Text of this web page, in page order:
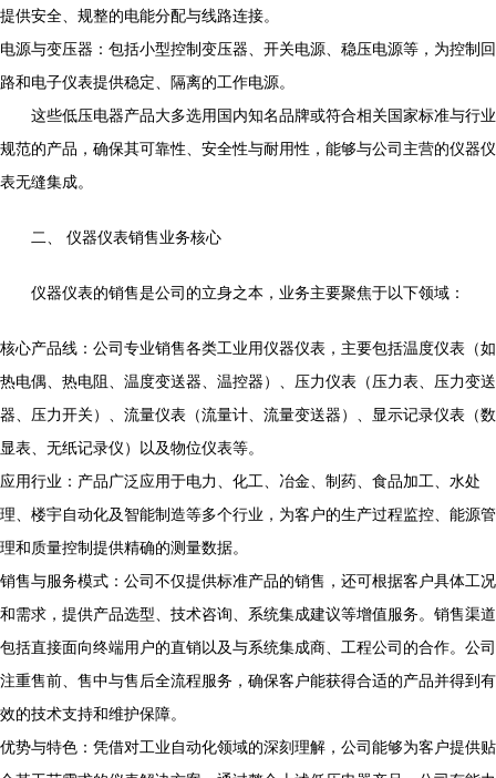
提供安全、规整的电能分配与线路连接。
电源与变压器：包括小型控制变压器、开关电源、稳压电源等，为控制回
路和电子仪表提供稳定、隔离的工作电源。
这些低压电器产品大多选用国内知名品牌或符合相关国家标准与行业
规范的产品，确保其可靠性、安全性与耐用性，能够与公司主营的仪器仪
表无缝集成。
二、 仪器仪表销售业务核心
仪器仪表的销售是公司的立身之本，业务主要聚焦于以下领域：
核心产品线：公司专业销售各类工业用仪器仪表，主要包括温度仪表（如
热电偶、热电阻、温度变送器、温控器）、压力仪表（压力表、压力变送
器、压力开关）、流量仪表（流量计、流量变送器）、显示记录仪表（数
显表、无纸记录仪）以及物位仪表等。
应用行业：产品广泛应用于电力、化工、冶金、制药、食品加工、水处
理、楼宇自动化及智能制造等多个行业，为客户的生产过程监控、能源管
理和质量控制提供精确的测量数据。
销售与服务模式：公司不仅提供标准产品的销售，还可根据客户具体工况
和需求，提供产品选型、技术咨询、系统集成建议等增值服务。销售渠道
包括直接面向终端用户的直销以及与系统集成商、工程公司的合作。公司
注重售前、售中与售后全流程服务，确保客户能获得合适的产品并得到有
效的技术支持和维护保障。
优势与特色：凭借对工业自动化领域的深刻理解，公司能够为客户提供贴